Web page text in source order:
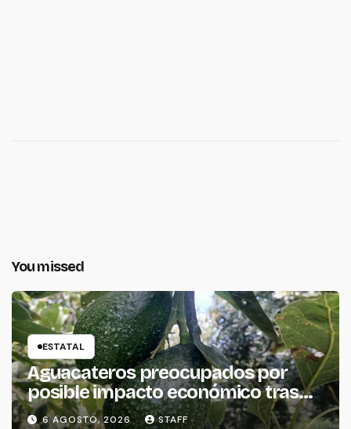
You missed
ESTATAL
Aguacateros preocupados por
posible impacto económico tras
alerta de Estados Unidos
6 AGOSTO, 2026 STAFF